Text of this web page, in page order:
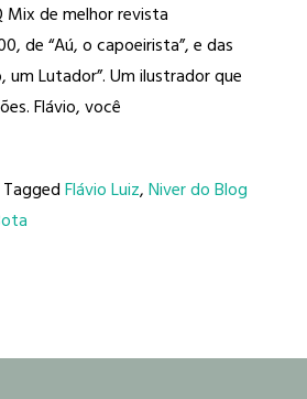
de melhor revista
de “Aú, o capoeirista”, e das
um Lutador”. Um ilustrador que
Flávio, você
TaggedFlávio Luiz,Niver do Blog